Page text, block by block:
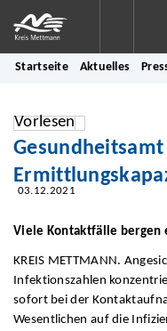
Startseite Aktuelles
Vorlesen
03.12.2021
Viele Kontaktfälle bergen
KREIS METTMANN.
Infektionszahlen
sofort bei der
Wesentlichen auf die